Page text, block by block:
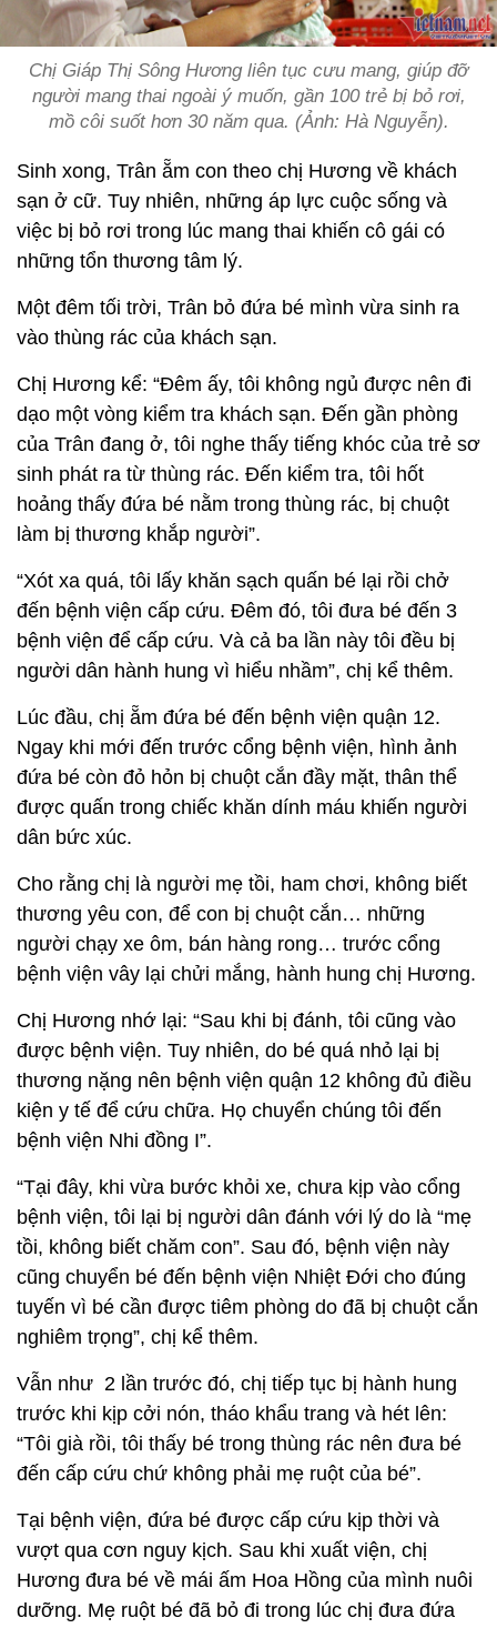
Chị Giáp Thị Sông Hương liên tục cưu mang, giúp đỡ
người mang thai ngoài ý muốn, gần 100 trẻ bị bỏ rơi,
mồ côi suốt hơn 30 năm qua. (Ảnh: Hà Nguyễn).
Sinh xong, Trân ẵm con theo chị Hương về khách
sạn ở cữ. Tuy nhiên, những áp lực cuộc sống và
việc bị bỏ rơi trong lúc mang thai khiến cô gái có
những tổn thương tâm lý.
Một đêm tối trời, Trân bỏ đứa bé mình vừa sinh ra
vào thùng rác của khách sạn.
Chị Hương kể: “Đêm ấy, tôi không ngủ được nên đi
dạo một vòng kiểm tra khách sạn. Đến gần phòng
của Trân đang ở, tôi nghe thấy tiếng khóc của trẻ sơ
sinh phát ra từ thùng rác. Đến kiểm tra, tôi hốt
hoảng thấy đứa bé nằm trong thùng rác, bị chuột
làm bị thương khắp người”.
“Xót xa quá, tôi lấy khăn sạch quấn bé lại rồi chở
đến bệnh viện cấp cứu. Đêm đó, tôi đưa bé đến 3
bệnh viện để cấp cứu. Và cả ba lần này tôi đều bị
người dân hành hung vì hiểu nhầm”, chị kể thêm.
Lúc đầu, chị ẵm đứa bé đến bệnh viện quận 12.
Ngay khi mới đến trước cổng bệnh viện, hình ảnh
đứa bé còn đỏ hỏn bị chuột cắn đầy mặt, thân thể
được quấn trong chiếc khăn dính máu khiến người
dân bức xúc.
Cho rằng chị là người mẹ tồi, ham chơi, không biết
thương yêu con, để con bị chuột cắn… những
người chạy xe ôm, bán hàng rong… trước cổng
bệnh viện vây lại chửi mắng, hành hung chị Hương.
Chị Hương nhớ lại: “Sau khi bị đánh, tôi cũng vào
được bệnh viện. Tuy nhiên, do bé quá nhỏ lại bị
thương nặng nên bệnh viện quận 12 không đủ điều
kiện y tế để cứu chữa. Họ chuyển chúng tôi đến
bệnh viện Nhi đồng I”.
“Tại đây, khi vừa bước khỏi xe, chưa kịp vào cổng
bệnh viện, tôi lại bị người dân đánh với lý do là “mẹ
tồi, không biết chăm con”. Sau đó, bệnh viện này
cũng chuyển bé đến bệnh viện Nhiệt Đới cho đúng
tuyến vì bé cần được tiêm phòng do đã bị chuột cắn
nghiêm trọng”, chị kể thêm.
Vẫn như 2 lần trước đó, chị tiếp tục bị hành hung
trước khi kịp cởi nón, tháo khẩu trang và hét lên:
“Tôi già rồi, tôi thấy bé trong thùng rác nên đưa bé
đến cấp cứu chứ không phải mẹ ruột của bé”.
Tại bệnh viện, đứa bé được cấp cứu kịp thời và
vượt qua cơn nguy kịch. Sau khi xuất viện, chị
Hương đưa bé về mái ấm Hoa Hồng của mình nuôi
dưỡng. Mẹ ruột bé đã bỏ đi trong lúc chị đưa đứa